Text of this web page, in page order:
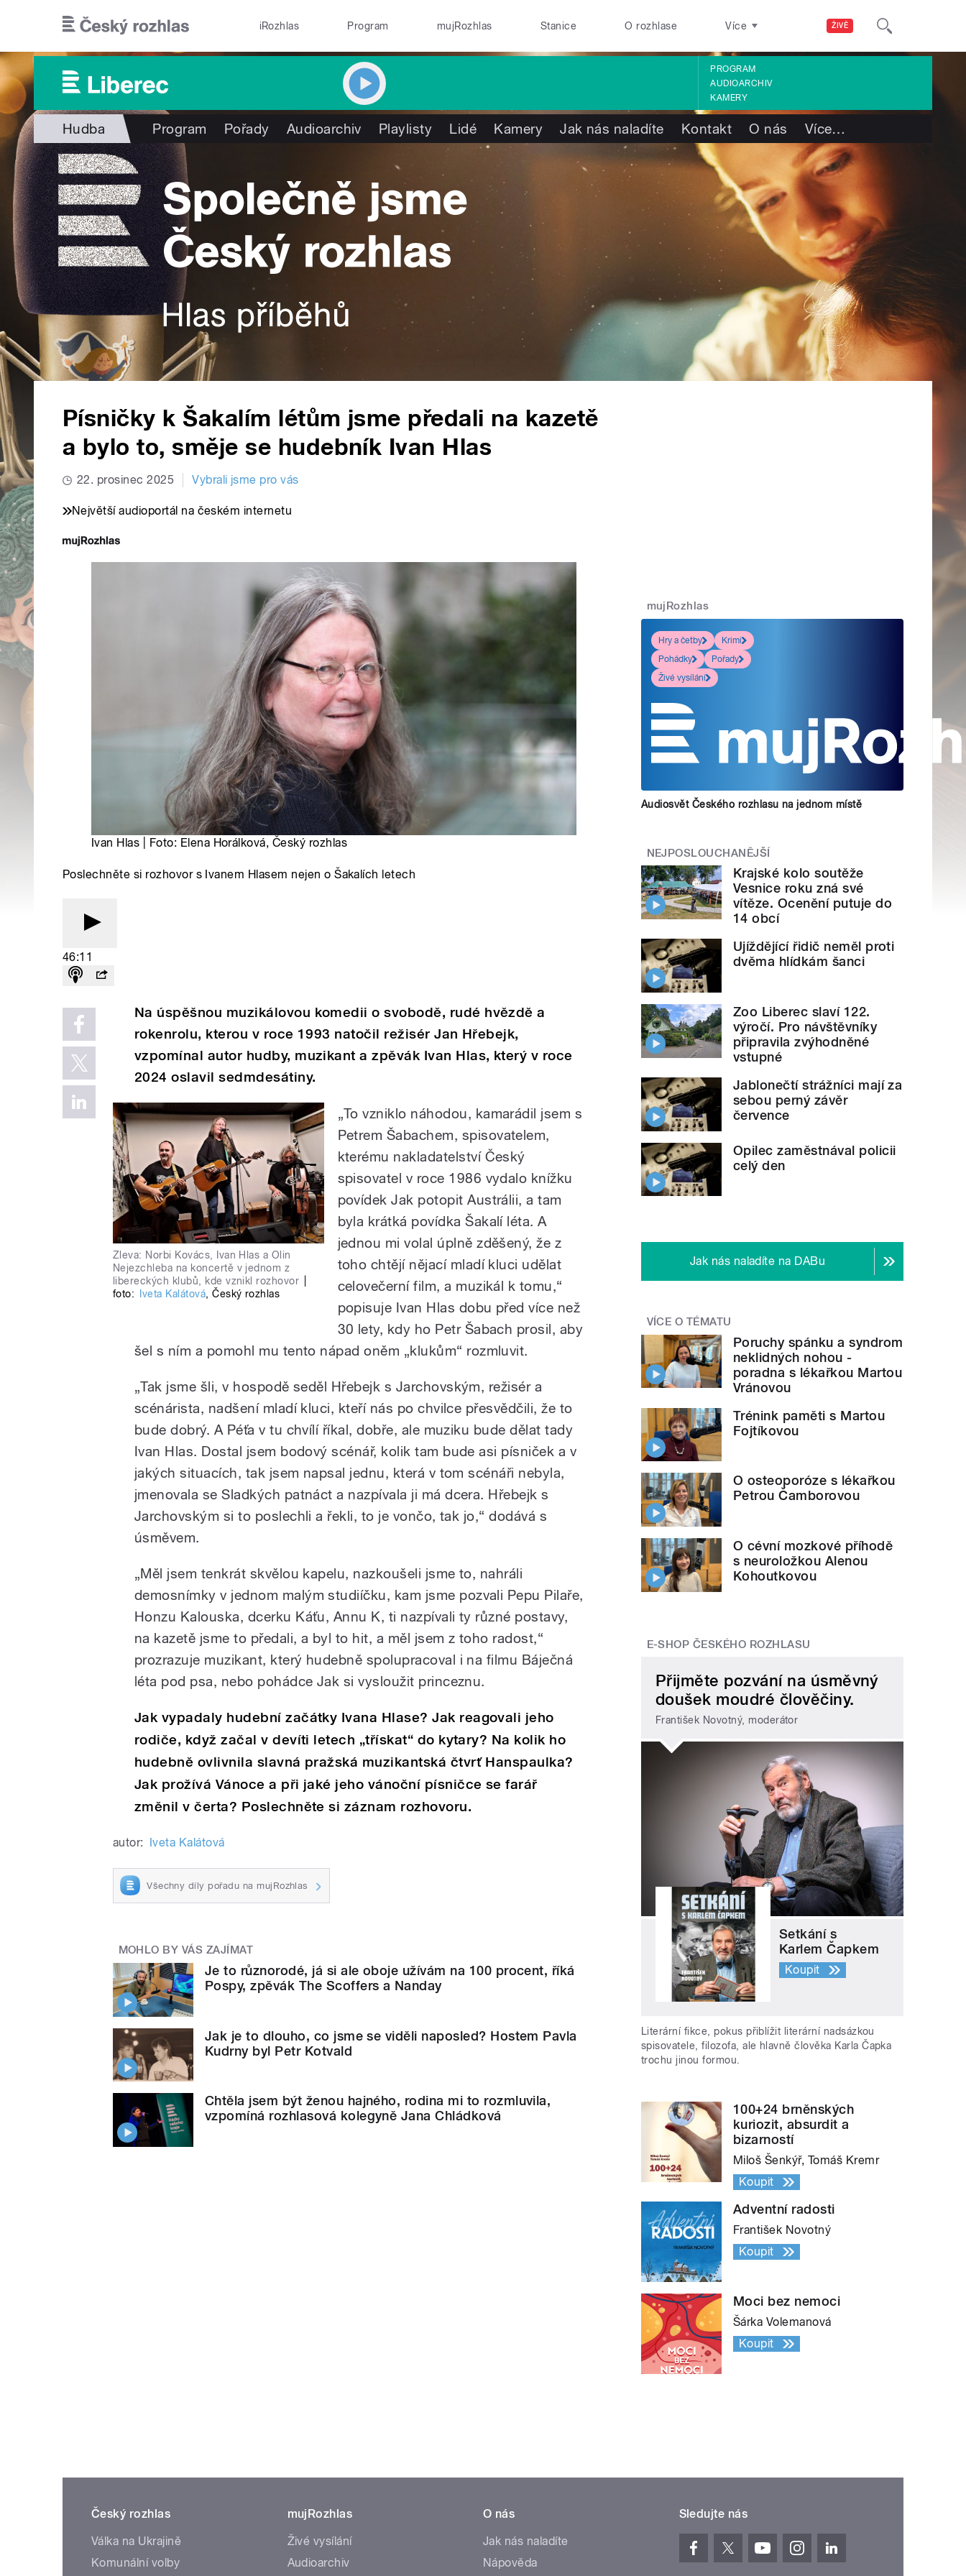
ŽIVĚ
iRozhlas Program mujRozhlas Stanice O rozhlase Více
PROGRAM
AUDIOARCHIV
KAMERY
Hudba Program Pořady Audioarchiv Playlisty Lidé Kamery Jak nás naladíte Kontakt O nás Více…
Písničky k Šakalím létům jsme předali na kazetě
a bylo to, směje se hudebník Ivan Hlas
22. prosinec 2025 Vybrali jsme pro vás
Největší audioportál na českém internetu
Ivan Hlas | Foto: Elena Horálková, Český rozhlas
Poslechněte si rozhovor s Ivanem Hlasem nejen o Šakalích letech
46:11
Na úspěšnou muzikálovou komedii o svobodě, rudé hvězdě a
rokenrolu, kterou v roce 1993 natočil režisér Jan Hřebejk,
vzpomínal autor hudby, muzikant a zpěvák Ivan Hlas, který v roce
2024 oslavil sedmdesátiny.
Zleva: Norbi Kovács, Ivan Hlas a Olin
Nejezchleba na koncertě v jednom z
libereckých klubů, kde vznikl rozhovor
foto: Iveta Kalátová,Český rozhlas
„To vzniklo náhodou, kamarádil jsem s
Petrem Šabachem, spisovatelem,
kterému nakladatelství Český
spisovatel v roce 1986 vydalo knížku
povídek Jak potopit Austrálii, a tam
byla krátká povídka Šakalí léta. A
jednou mi volal úplně zděšený, že z
toho chtějí nějací mladí kluci udělat
celovečerní film, a muzikál k tomu,“
popisuje Ivan Hlas dobu před více než
30 lety, kdy ho Petr Šabach prosil, aby
šel s ním a pomohl mu tento nápad oněm „klukům“ rozmluvit.
„Tak jsme šli, v hospodě seděl Hřebejk s Jarchovským, režisér a
scénárista, nadšení mladí kluci, kteří nás po chvilce přesvědčili, že to
bude dobrý. A Péťa v tu chvílí říkal, dobře, ale muziku bude dělat tady
Ivan Hlas. Dostal jsem bodový scénář, kolik tam bude asi písniček a v
jakých situacích, tak jsem napsal jednu, která v tom scénáři nebyla,
jmenovala se Sladkých patnáct a nazpívala ji má dcera. Hřebejk s
Jarchovským si to poslechli a řekli, to je vončo, tak jo,“ dodává s
úsměvem.
„Měl jsem tenkrát skvělou kapelu, nazkoušeli jsme to, nahráli
demosnímky v jednom malým studiíčku, kam jsme pozvali Pepu Pilaře,
Honzu Kalouska, dcerku Káťu, Annu K, ti nazpívali ty různé postavy,
na kazetě jsme to předali, a byl to hit, a měl jsem z toho radost,“
prozrazuje muzikant, který hudebně spolupracoval i na filmu Báječná
léta pod psa, nebo pohádce Jak si vysloužit princeznu.
Jak vypadaly hudební začátky Ivana Hlase? Jak reagovali jeho
rodiče, když začal v devíti letech „třískat“ do kytary? Na kolik ho
hudebně ovlivnila slavná pražská muzikantská čtvrť Hanspaulka?
Jak prožívá Vánoce a při jaké jeho vánoční písničce se farář
změnil v čerta? Poslechněte si záznam rozhovoru.
autor: Iveta Kalátová
Všechny díly pořadu na mujRozhlas
MOHLO BY VÁS ZAJÍMAT
Je to různorodé, já si ale oboje užívám na 100 procent, říká
Pospy, zpěvák The Scoffers a Nanday
Jak je to dlouho, co jsme se viděli naposled? Hostem Pavla
Kudrny byl Petr Kotvald
Chtěla jsem být ženou hajného, rodina mi to rozmluvila,
vzpomíná rozhlasová kolegyně Jana Chládková
mujRozhlas
Hry a četby
Krimi
Pohádky
Pořady
Živé vysílání
Audiosvět Českého rozhlasu na jednom místě
NEJPOSLOUCHANĚJŠÍ
Krajské kolo soutěže
Vesnice roku zná své
vítěze. Ocenění putuje do
14 obcí
Ujíždějící řidič neměl proti
dvěma hlídkám šanci
Zoo Liberec slaví 122.
výročí. Pro návštěvníky
připravila zvýhodněné
vstupné
Jablonečtí strážníci mají za
sebou perný závěr
července
Opilec zaměstnával policii
celý den
Jak nás naladíte na DABu
VÍCE O TÉMATU
Poruchy spánku a syndrom
neklidných nohou -
poradna s lékařkou Martou
Vránovou
Trénink paměti s Martou
Fojtíkovou
O osteoporóze s lékařkou
Petrou Čamborovou
O cévní mozkové příhodě
s neuroložkou Alenou
Kohoutkovou
E-SHOP ČESKÉHO ROZHLASU
Přijměte pozvání na úsměvný
doušek moudré člověčiny.
František Novotný, moderátor
Setkání s
Karlem Čapkem
Koupit
Literární fikce, pokus přiblížit literární nadsázkou
spisovatele, filozofa, ale hlavně člověka Karla Čapka
trochu jinou formou.
100+24 brněnských
kuriozit, absurdit a
bizarností
Miloš Šenkýř, Tomáš Kremr
Koupit
Adventní radosti
František Novotný
Koupit
Moci bez nemoci
Šárka Volemanová
Koupit
Český rozhlas
Válka na Ukrajině
Komunální volby
mujRozhlas
Živé vysílání
Audioarchiv
O nás
Jak nás naladíte
Nápověda
Sledujte nás